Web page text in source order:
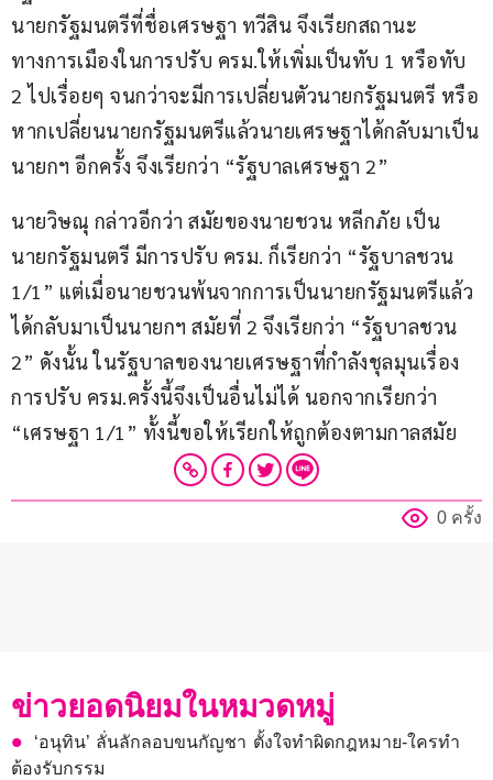
นายกรัฐมนตรีที่ชื่อเศรษฐา ทวีสิน จึงเรียกสถานะ
ทางการเมืองในการปรับ ครม.ให้เพิ่มเป็นทับ 1 หรือทับ
2 ไปเรื่อยๆ จนกว่าจะมีการเปลี่ยนตัวนายกรัฐมนตรี หรือ
หากเปลี่ยนนายกรัฐมนตรีแล้วนายเศรษฐาได้กลับมาเป็น
นายกฯ อีกครั้ง จึงเรียกว่า “รัฐบาลเศรษฐา 2”
นายวิษณุ กล่าวอีกว่า สมัยของนายชวน หลีกภัย เป็น
นายกรัฐมนตรี มีการปรับ ครม. ก็เรียกว่า “รัฐบาลชวน
1/1” แต่เมื่อนายชวนพ้นจากการเป็นนายกรัฐมนตรีแล้ว
ได้กลับมาเป็นนายกฯ สมัยที่ 2 จึงเรียกว่า “รัฐบาลชวน
2” ดังนั้น ในรัฐบาลของนายเศรษฐาที่กำลังชุลมุนเรื่อง
การปรับ ครม.ครั้งนี้จึงเป็นอื่นไม่ได้ นอกจากเรียกว่า
“เศรษฐา 1/1” ทั้งนี้ขอให้เรียกให้ถูกต้องตามกาลสมัย
0 ครั้ง
ข่าวยอดนิยมในหมวดหมู่
​​‘อนุทิน’ ลั่นลักลอบขนกัญชา ตั้งใจทำผิดกฎหมาย-ใครทำ
ต้องรับกรรม